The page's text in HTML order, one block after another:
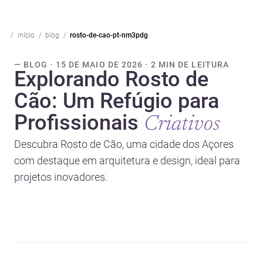
início blog rosto-de-cao-pt-nm3pdg
— BLOG · 15 DE MAIO DE 2026 · 2 MIN DE LEITURA
Explorando Rosto de
Cão: Um Refúgio para
Profissionais Criativos
Descubra Rosto de Cão, uma cidade dos Açores
com destaque em arquitetura e design, ideal para
projetos inovadores.